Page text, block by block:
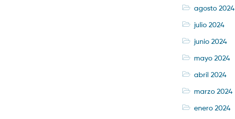
agosto 2024
julio 2024
junio 2024
mayo 2024
abril 2024
marzo 2024
enero 2024